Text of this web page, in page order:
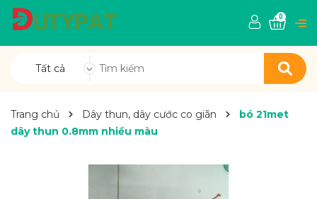
Tất cả
0
Trang chủ Dây thun, dây cước co giãn
bó 21met
dây thun 0.8mm nhiều màu